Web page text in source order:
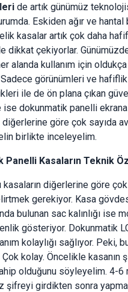
de artık günümüz
Eskiden ağır ve
kasalar artık çok daha
dikkat çekiyorlar.
alanda kullanım için
görünümleri ve
ile de ön plana çıkan
dokunmatik panelli ekrana
diğerlerine göre çok sayıda
birlikte inceleyelim.
Panelli Kasaların Teknik
kasaların diğerlerine göre
gerekiyor. Kasa
bulunan sac kalınlığı ise
gösteriyor. Dokunmatik
kolaylığı sağlıyor. Peki,
Çok kolay. Öncelikle kasanın
olduğunu söyleyelim. 4-6
şifreyi girdikten sonra